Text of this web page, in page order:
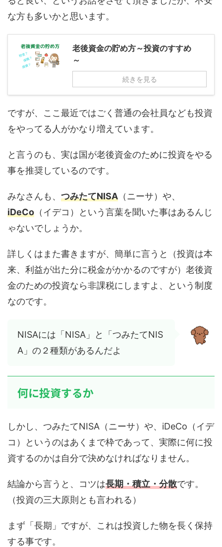
な方も多いかと思います。
老後資金の貯め方～投資のすすめ
～
続きを見る
ですが、ここ最近ではごく普通の会社員なども投資
をやってる人がかなり増えています。
と言うのも、実は国が老後資金のために投資をやる
事を推奨しているのです。
みなさんも、 つみたてNISA （ニーサ）や、
iDeCo （イデコ）という言葉を聞いた事はあるんじ
ゃないでしょうか。
詳しくはまた書きますが、簡単に言うと（投資は本
来、利益が出た分に税金がかかるのですが）老後資
金のための投資なら非課税にしますよ、という制度
なのです。
NISAには「NISA」と「つみたてNIS
A」の２種類があるんだよ
何に投資するか
しかし、つみたてNISA（ニーサ）や、iDeCo（イデ
コ）というのはあくまで枠であって、実際に何に投
資するのかは自分で決めなければなりません。
結論から言うと、コツは長期・積立・分散です。
（投資の三大原則とも言われる）
まず「長期」ですが、これは投資した物を長く保持
する事です。